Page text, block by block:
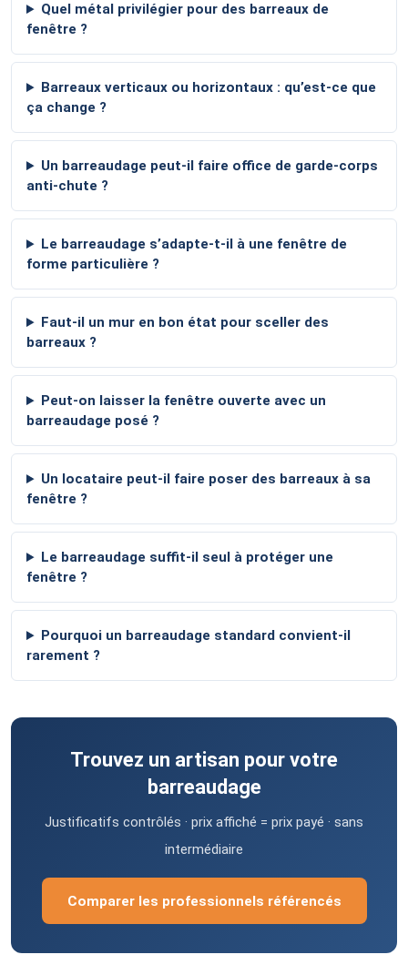
Quel métal privilégier pour des barreaux de
fenêtre ?
Barreaux verticaux ou horizontaux : qu’est-ce que
ça change ?
Un barreaudage peut-il faire office de garde-corps
anti-chute ?
Le barreaudage s’adapte-t-il à une fenêtre de
forme particulière ?
Faut-il un mur en bon état pour sceller des
barreaux ?
Peut-on laisser la fenêtre ouverte avec un
barreaudage posé ?
Un locataire peut-il faire poser des barreaux à sa
fenêtre ?
Le barreaudage suffit-il seul à protéger une
fenêtre ?
Pourquoi un barreaudage standard convient-il
rarement ?
Trouvez un artisan pour votre
barreaudage
Justificatifs contrôlés · prix affiché = prix payé · sans
intermédiaire
Comparer les professionnels référencés